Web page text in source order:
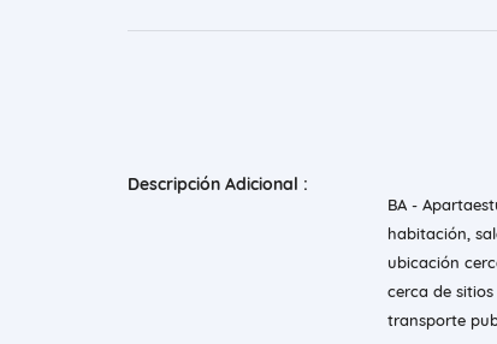
Descripción Adicional :
BA -
habitación,
ubicación
cerca de
transporte